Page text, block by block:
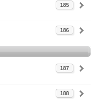
185
186
187
188